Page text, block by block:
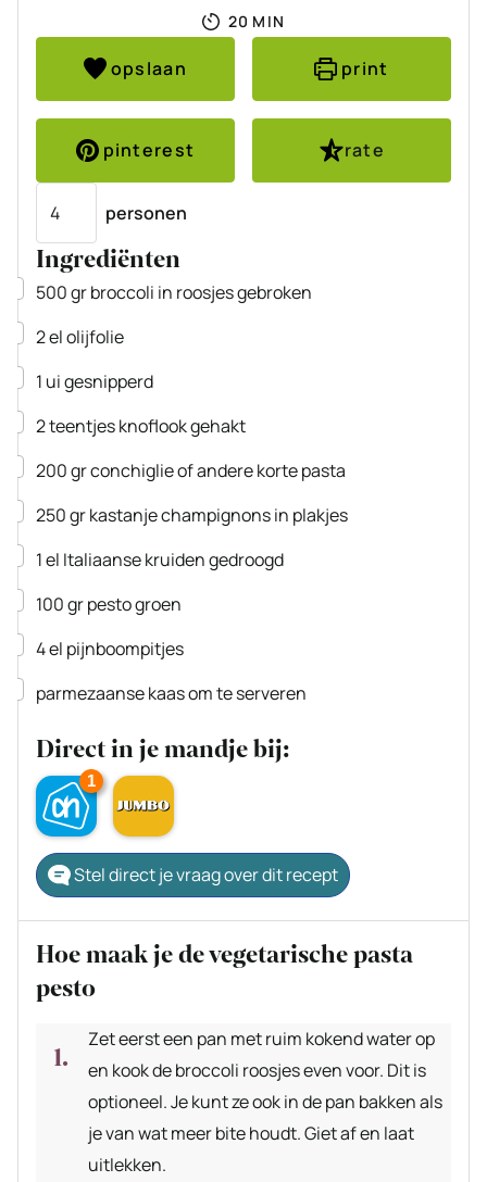
20 MINUTEN
MIN
opslaan print
pinterest
rate
personen
Ingrediënten
▢
500grbroccoli in roosjes gebroken
▢
2elolijfolie
▢
1 uigesnipperd
▢
2teentjesknoflookgehakt
▢
200grconchiglieof andere korte pasta
▢
250grkastanje champignonsin plakjes
▢
1el Italiaanse kruidengedroogd
▢
100grpestogroen
▢
4el pijnboompitjes
▢
parmezaanse kaasom te serveren
Direct in je mandje bij:
1
Stel direct je vraag over dit recept
Hoe maak je de vegetarische pasta
pesto
Zet eerst een pan met ruim kokend water op
en kook de broccoli roosjes even voor. Dit is
optioneel. Je kunt ze ook in de pan bakken als
je van wat meer bite houdt. Giet af en laat
uitlekken.